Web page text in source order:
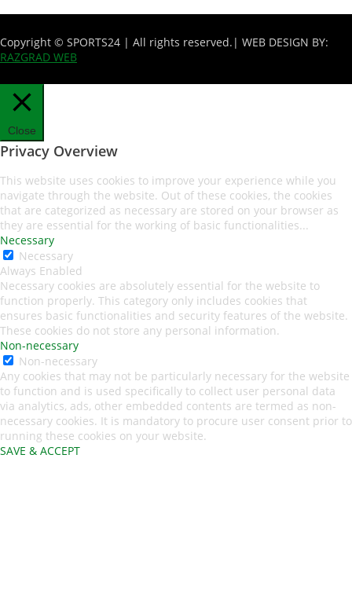
Copyright © SPORTS24 | All rights reserved. | WEB DESIGN BY:
RAZGRAD WEB
Close
Privacy Overview
This website uses cookies to improve your experience while you
navigate through the website. Out of these cookies, the cookies
that are categorized as necessary are stored on your browser as
they are essential for the working of basic functionalities...
Necessary
Necessary
Always Enabled
Necessary cookies are absolutely essential for the website to
function properly. This category only includes cookies that
ensures basic functionalities and security features of the website.
These cookies do not store any personal information.
Non-necessary
Non-necessary
Any cookies that may not be particularly necessary for the website
to function and is used specifically to collect user personal data
via analytics, ads, other embedded contents are termed as non-
necessary cookies. It is mandatory to procure user consent prior to
running these cookies on your website.
SAVE & ACCEPT